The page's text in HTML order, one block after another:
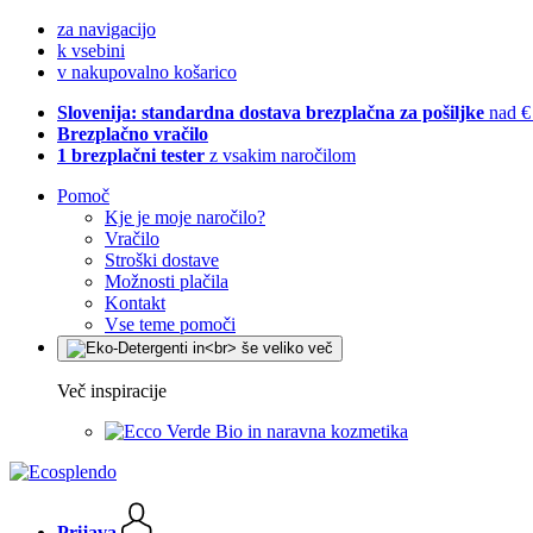
za navigacijo
k vsebini
v nakupovalno košarico
Slovenija: standardna dostava brezplačna za pošiljke nad
Brezplačno vračilo
1 brezplačni tester z vsakim naročilom
Pomoč
Kje je moje naročilo?
Vračilo
Stroški dostave
Možnosti plačila
Kontakt
Vse teme pomoči
Več inspiracije
Bio in naravna kozmetika